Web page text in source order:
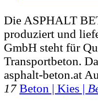
Die ASPHALT
produziert und
GmbH steht für
Transportbeton.
asphalt-beton.at
17 Beton | Kies |